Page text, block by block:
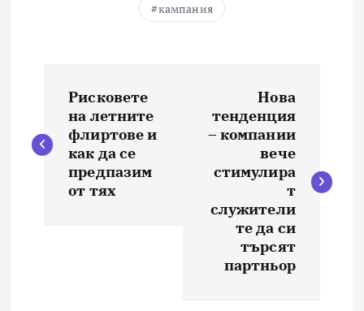
кампания
а
в
Рисковете
на летните
флиртове и
как да се
предпазим
от тях
Нова
тенденция
– компании
вече
стимулира
т
служители
те да си
търсят
партньор